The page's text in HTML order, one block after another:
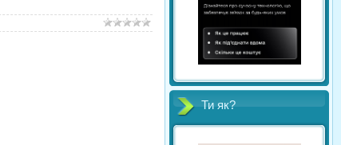
Ти як?